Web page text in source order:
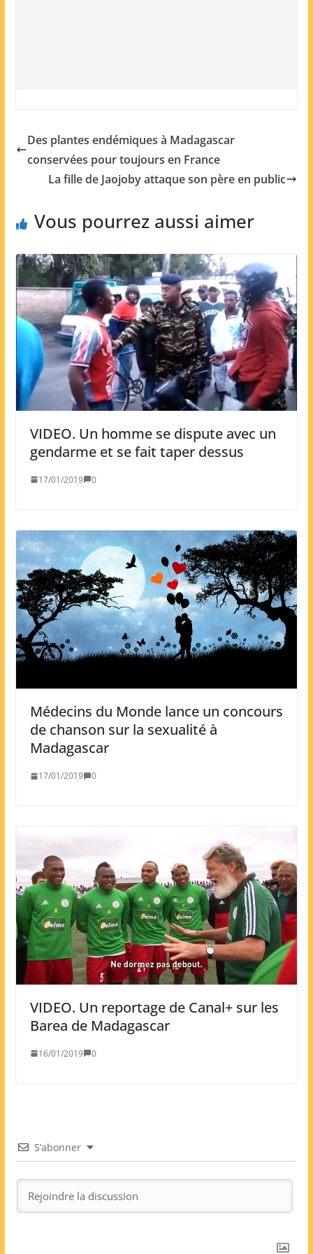
Des plantes endémiques à Madagascar
conservées pour toujours en France
La fille de Jaojoby attaque son père en public
Vous pourrez aussi aimer
VIDEO. Un homme se dispute avec un
gendarme et se fait taper dessus
17/01/2019 0
Médecins du Monde lance un concours
de chanson sur la sexualité à
Madagascar
17/01/2019 0
VIDEO. Un reportage de Canal+ sur les
Barea de Madagascar
16/01/2019 0
S’abonner